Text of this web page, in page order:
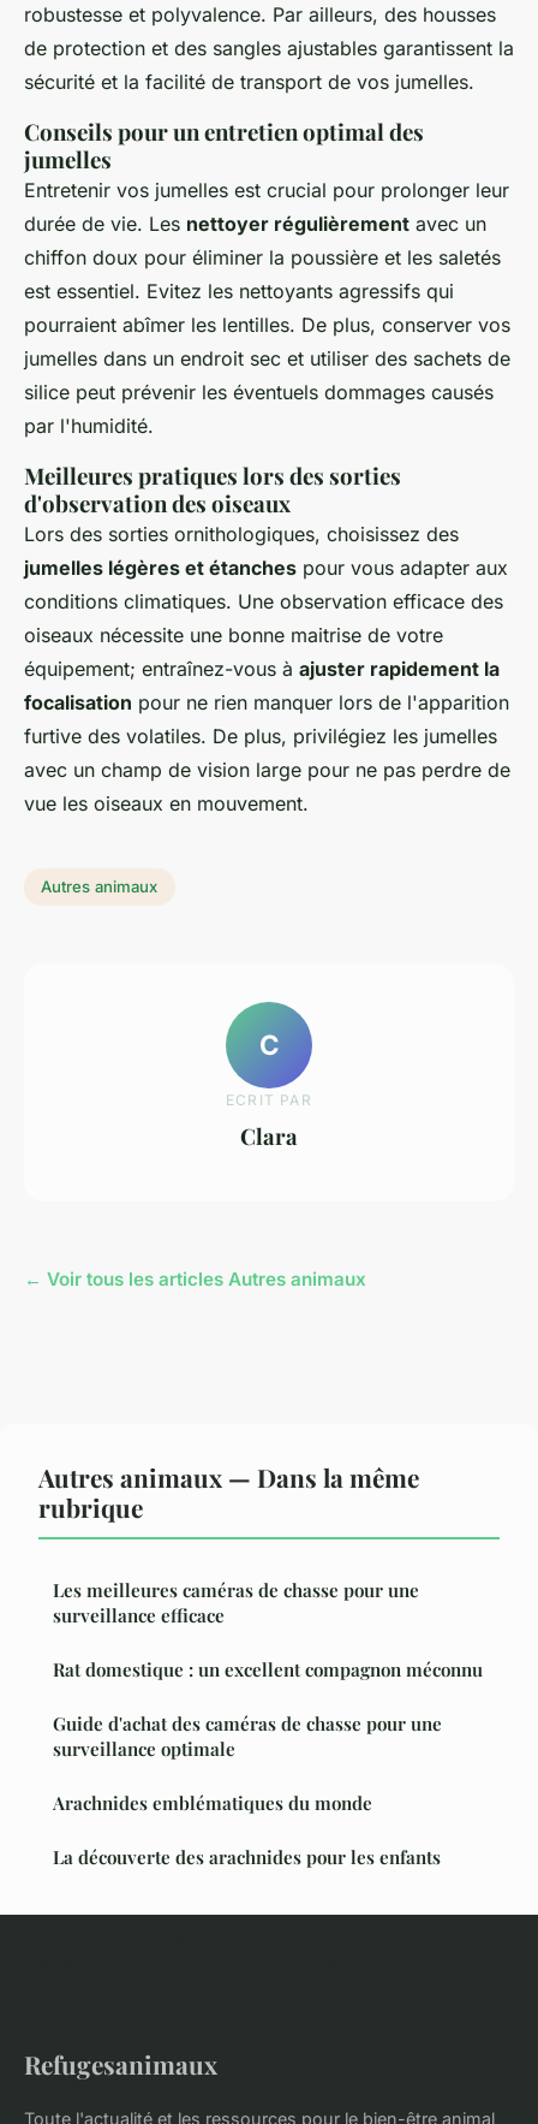
robustesse et polyvalence. Par ailleurs, des housses
de protection et des sangles ajustables garantissent la
sécurité et la facilité de transport de vos jumelles.
Conseils pour un entretien optimal des
jumelles
Entretenir vos jumelles est crucial pour prolonger leur
durée de vie. Les nettoyer régulièrement avec un
chiffon doux pour éliminer la poussière et les saletés
est essentiel. Evitez les nettoyants agressifs qui
pourraient abîmer les lentilles. De plus, conserver vos
jumelles dans un endroit sec et utiliser des sachets de
silice peut prévenir les éventuels dommages causés
par l'humidité.
Meilleures pratiques lors des sorties
d'observation des oiseaux
Lors des sorties ornithologiques, choisissez des
jumelles légères et étanches pour vous adapter aux
conditions climatiques. Une observation efficace des
oiseaux nécessite une bonne maitrise de votre
équipement; entraînez-vous à ajuster rapidement la
focalisation pour ne rien manquer lors de l'apparition
furtive des volatiles. De plus, privilégiez les jumelles
avec un champ de vision large pour ne pas perdre de
vue les oiseaux en mouvement.
Autres animaux
C
ECRIT PAR
Clara
← Voir tous les articles Autres animaux
Autres animaux — Dans la même
rubrique
Les meilleures caméras de chasse pour une
surveillance efficace
Rat domestique : un excellent compagnon méconnu
Guide d'achat des caméras de chasse pour une
surveillance optimale
Arachnides emblématiques du monde
La découverte des arachnides pour les enfants
Refugesanimaux
Toute l'actualité et les ressources pour le bien-être animal